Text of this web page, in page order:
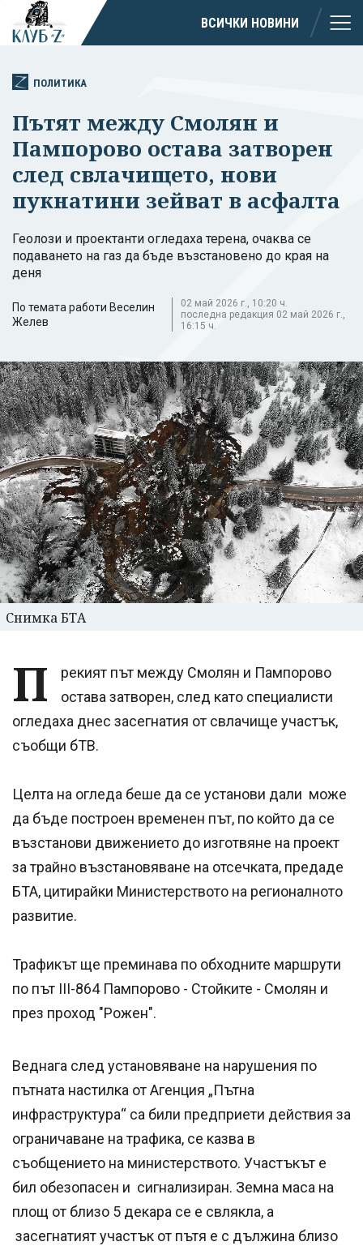
ВСИЧКИ НОВИНИ
ПОЛИТИКА
Пътят между Смолян и
Пампорово остава затворен
след свлачището, нови
пукнатини зейват в асфалта
Геолози и проектанти огледаха терена, очаква се
подаването на газ да бъде възстановено до края на
деня
По темата работи Веселин
Желев
02 май 2026 г., 10:20 ч.
последна редакция 02 май 2026 г.,
16:15 ч.
Снимка БТА
П
рекият път между Смолян и Пампорово
остава затворен, след като специалисти
огледаха днес засегнатия от свлачище участък,
съобщи бТВ.
Целта на огледа беше да се установи дали може
да бъде построен временен път, по който да се
възстанови движението до изготвяне на проект
за трайно възстановяване на отсечката, предаде
БТА, цитирайки Министерството на регионалното
развитие.
Трафикът ще преминава по обходните маршрути
по път III-864 Пампорово - Стойките - Смолян и
през проход "Рожен".
Веднага след установяване на нарушения по
пътната настилка от Агенция „Пътна
инфраструктура“ са били предприети действия за
ограничаване на трафика, се казва в
съобщението на министерството. Участъкът е
бил обезопасен и сигнализиран. Земна маса на
площ от близо 5 декара се е свлякла, а
засегнатият участък от пътя е с дължина близо